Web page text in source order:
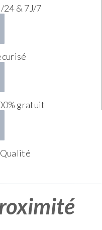
& 7J/7
gratuit